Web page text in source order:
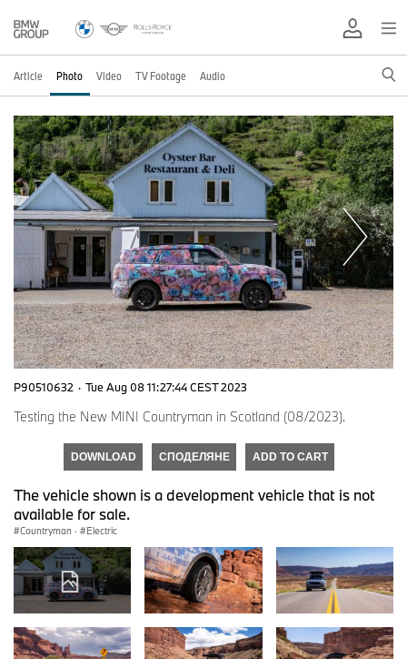
Article Photo Video TV Footage Audio
P90510632 · Tue Aug 08 11:27:44 CEST 2023
Testing the New MINI Countryman in Scotland (08/2023).
DOWNLOAD СПОДЕЛЯНЕ ADD TO CART
The vehicle shown is a development vehicle that is not
available for sale.
Countryman · Electric